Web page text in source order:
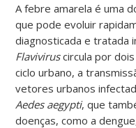
A febre amarela é uma
que pode evoluir
diagnosticada e tratada
Flaviviruscircula por
ciclo urbano, a
vetores urbanos
Aedes aegypti, que
doenças, como a